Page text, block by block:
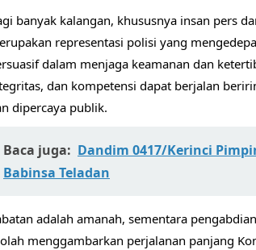
banyak kalangan, khususnya insan pers
representasi polisi yang
dalam menjaga keamanan dan
dan kompetensi dapat berjalan
dipercaya publik.
Baca juga: Dandim 0417/Kerinci
Babinsa Teladan
adalah amanah, sementara
menggambarkan perjalanan panjang